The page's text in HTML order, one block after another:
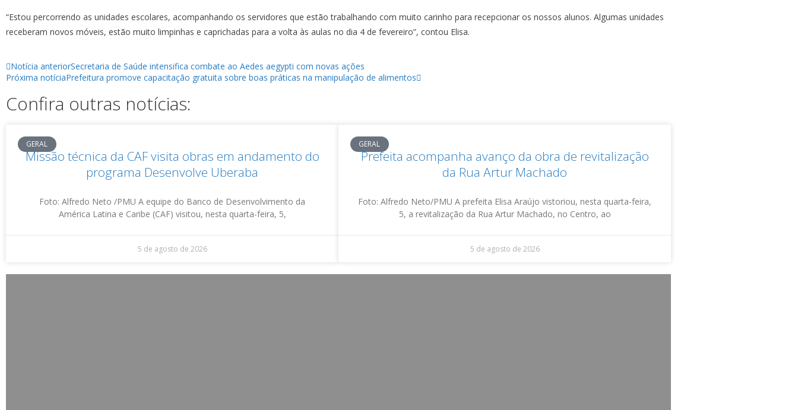
“Estou percorrendo as unidades escolares, acompanhando os servidores que estão trabalhando com muito carinho para recepcionar os nossos alunos. Algumas unidades
receberam novos móveis, estão muito limpinhas e caprichadas para a volta às aulas no dia 4 de fevereiro”, contou Elisa.
Notícia anteriorSecretaria de Saúde intensifica combate ao Aedes aegypti com novas ações
Próxima notíciaPrefeitura promove capacitação gratuita sobre boas práticas na manipulação de alimentos
Confira outras notícias:
GERAL
Missão técnica da CAF visita obras em andamento do
programa Desenvolve Uberaba
Foto: Alfredo Neto /PMU A equipe do Banco de Desenvolvimento da
América Latina e Caribe (CAF) visitou, nesta quarta-feira, 5,
5 de agosto de 2026
GERAL
Prefeita acompanha avanço da obra de revitalização
da Rua Artur Machado
Foto: Alfredo Neto/PMU A prefeita Elisa Araújo vistoriou, nesta quarta-feira,
5, a revitalização da Rua Artur Machado, no Centro, ao
5 de agosto de 2026